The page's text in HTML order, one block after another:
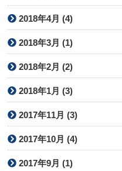
2018年4月 (4)
2018年3月 (1)
2018年2月 (2)
2018年1月 (3)
2017年11月 (3)
2017年10月 (4)
2017年9月 (1)